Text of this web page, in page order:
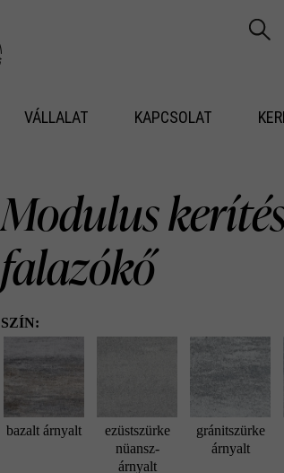
VÁLLALAT KAPCSOLAT
Modulus
falazókő
SZÍN:
bazalt árnyalt
ezüstszürke
nüansz-
árnyalt
gránitszürke
árnyalt